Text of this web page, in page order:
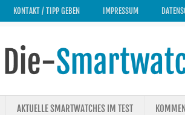
KONTAKT / TIPP GEBEN IMPRESSUM
AKTUELLE SMARTWATCHES IM TEST